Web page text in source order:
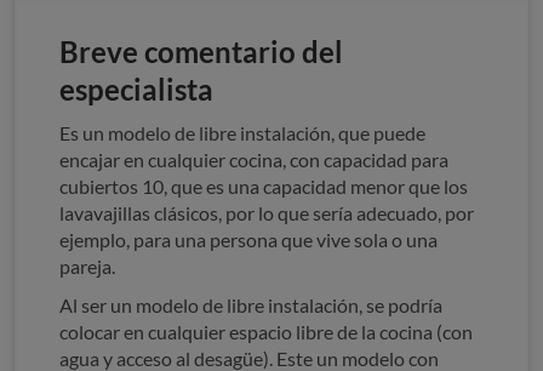
Breve comentario del
especialista
Es un modelo de libre instalación, que puede
encajar en cualquier cocina, con capacidad para
cubiertos 10, que es una capacidad menor que los
lavavajillas clásicos, por lo que sería adecuado, por
ejemplo, para una persona que vive sola o una
pareja.
Al ser un modelo de libre instalación, se podría
colocar en cualquier espacio libre de la cocina (con
agua y acceso al desagüe). Este un modelo con